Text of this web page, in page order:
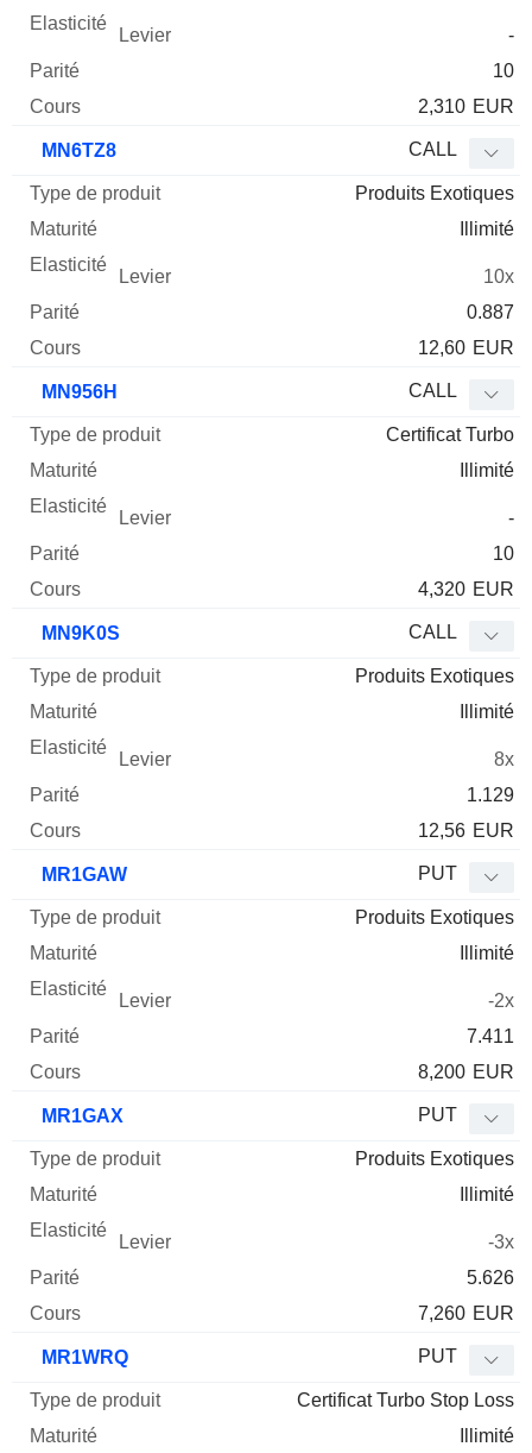
-
10
2,310 EUR
MN6TZ8 CALL
Produits Exotiques
Illimité
10x
0.887
12,60 EUR
MN956H CALL
Certificat Turbo
Illimité
-
10
4,320 EUR
MN9K0S CALL
Produits Exotiques
Illimité
8x
1.129
12,56 EUR
MR1GAW PUT
Produits Exotiques
Illimité
-2x
7.411
8,200 EUR
MR1GAX PUT
Produits Exotiques
Illimité
-3x
5.626
7,260 EUR
MR1WRQ PUT
Certificat Turbo Stop Loss
Illimité